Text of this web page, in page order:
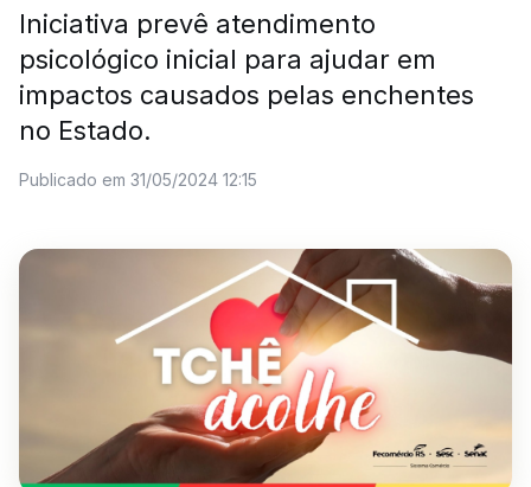
Iniciativa prevê atendimento
psicológico inicial para ajudar em
impactos causados pelas enchentes
no Estado.
Publicado em 31/05/2024 12:15